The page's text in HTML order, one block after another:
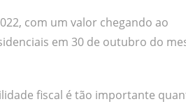
com um valor chegando ao
em 30 de outubro do
fiscal é tão importante